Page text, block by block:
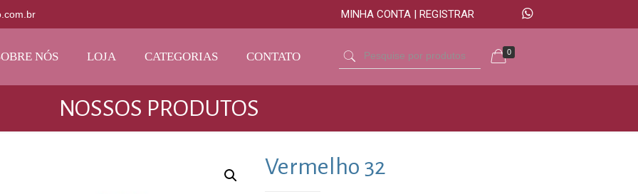
MINHA CONTA | REGISTRAR
NÓS LOJA CATEGORIAS CONTATO 0
NOSSOS PRODUTOS
Vermelho 32